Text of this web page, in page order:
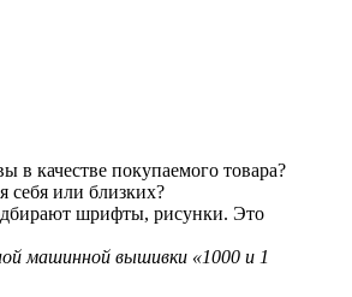
качестве покупаемого товара?
себя или близких?
шрифты, рисунки. Это
машинной вышивки «1000 и 1